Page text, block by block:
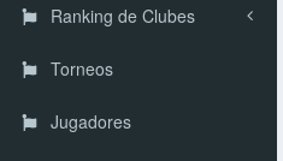
Ranking de Clubes
Torneos
Jugadores